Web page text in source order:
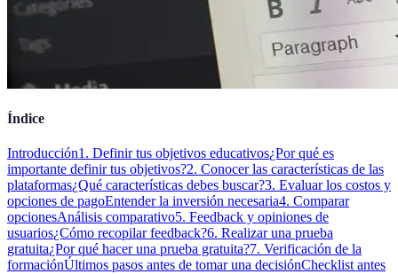
Índice
Introducción1. Definir tus objetivos educativos¿Por qué es
importante definir tus objetivos?2. Conocer las características de las
plataformas¿Qué características debes buscar?3. Evaluar los costos y
opciones de pagoEntender la inversión necesaria4. Comparar
opcionesAnálisis comparativo5. Feedback y opiniones de
usuarios¿Cómo recopilar feedback?6. Realizar una prueba
gratuita¿Por qué hacer una prueba gratuita?7. Verificación de la
formaciónÚltimos pasos antes de tomar una decisiónChecklist antes